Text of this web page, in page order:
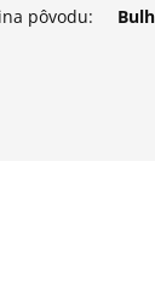
pôvodu: